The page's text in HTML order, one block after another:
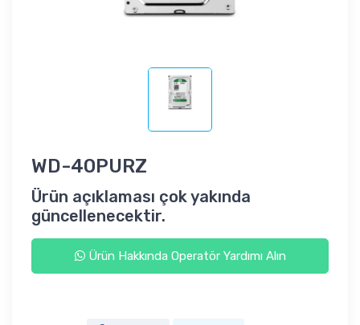
WD-40PURZ
Ürün açıklaması çok yakında
güncellenecektir.
Ürün Hakkında Operatör Yardımı Alın